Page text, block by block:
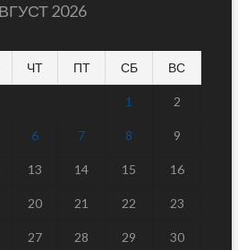
2026
ЧТ ПТ СБ ВС
1 2
6 7 8 9
13 14 15 16
20 21 22 23
27 28 29 30